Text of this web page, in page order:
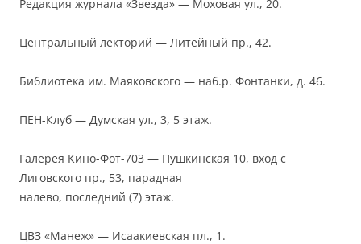
Редакция журнала «Звезда» — Моховая ул., 20.
Центральный лекторий — Литейный пр., 42.
Библиотека им. Маяковского — наб.р. Фонтанки, д. 46.
ПЕН-Клуб — Думская ул., 3, 5 этаж.
Галерея Кино-Фот-703 — Пушкинская 10, вход с
Лиговского пр., 53, парадная
налево, последний (7) этаж.
ЦВЗ «Манеж» — Исаакиевская пл., 1.